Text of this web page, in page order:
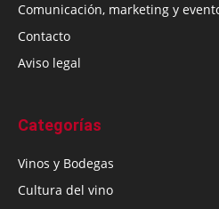
Comunicación, marketing y
Contacto
Aviso legal
Categorías
Vinos y Bodegas
Cultura del vino